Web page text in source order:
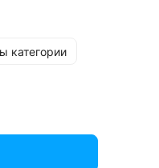
категории